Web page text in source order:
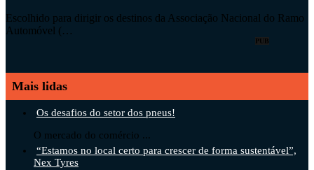
Escolhido para dirigir os destinos da Associação Nacional do Ramo
Automóvel (…
PUB
Mais lidas
Os desafios do setor dos pneus!
O mercado do comércio ...
“Estamos no local certo para crescer de forma sustentável”,
Nex Tyres